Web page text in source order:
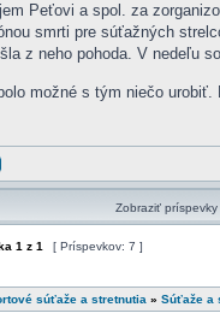
Peťovi a spol. za
smrti pre súťažných
z neho pohoda. V nedeľu
možné s tým niečo
Zobraziť
1 z 1 [ Príspevkov: 7 ]
súťaže a stretnutia » Súťaže a